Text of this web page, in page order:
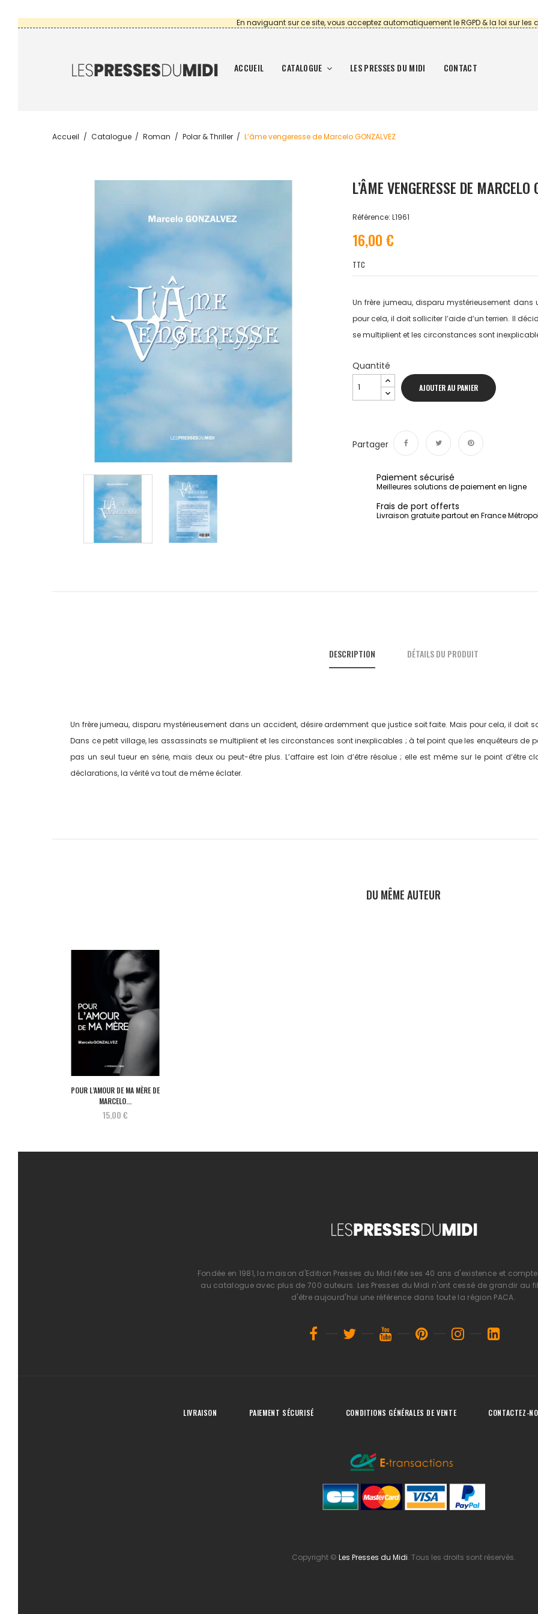
En naviguant sur ce site, vous acceptez automatiquement le RGPD & la loi sur les
ACCUEIL CATALOGUE LES PRESSES DU MIDI CONTACT
Accueil Catalogue Roman Polar & Thriller L’âme vengeresse de Marcelo GONZALVEZ
L’ÂME VENGERESSE DE MARCELO
Référence: L1961
16,00 €
TTC
Un frère jumeau, disparu mystérieusement
pour cela, il doit solliciter l’aide d’un terrien. Il
se multiplient et les circonstances sont
Quantité
AJOUTER AU PANIER
Partager
Paiement sécurisé
Meilleures solutions de paiement en ligne
Frais de port offerts
Livraison gratuite partout en France
DESCRIPTION DÉTAILS DU PRODUIT
Un frère jumeau, disparu mystérieusement dans un accident, désire ardemment que justice soit faite. Mais pour cela, il doit
Dans ce petit village, les assassinats se multiplient et les circonstances sont inexplicables ; à tel point que les enquêteurs de
pas un seul tueur en série, mais deux ou peut-être plus. L’affaire est loin d’être résolue ; elle est même sur le point d’être
déclarations, la vérité va tout de même éclater.
DU MÊME AUTEUR
POUR L’AMOUR DE MA MÈRE DE
MARCELO...
15,00 €
Fondée en 1981, la maison d'Edition Presses du Midi fête ses 40 ans d'existence et
au catalogue avec plus de 700 auteurs. Les Presses du Midi n'ont cessé de grandir au
d'être aujourd'hui une référence dans toute la région PACA.
LIVRAISON PAIEMENT SÉCURISÉ CONDITIONS GÉNÉRALES DE VENTE CONTACTEZ-
Copyright© Les Presses du Midi. Tous les droits sont réservés.